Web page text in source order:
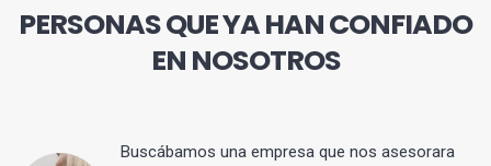
PERSONAS QUE YA HAN CONFIADO
EN NOSOTROS
Buscábamos una empresa que nos asesorara